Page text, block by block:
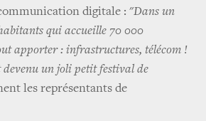
digitale : "Dans un
qui accueille 70 000
apporter : infrastructures, télécom !
devenu un joli petit festival de
les représentants de